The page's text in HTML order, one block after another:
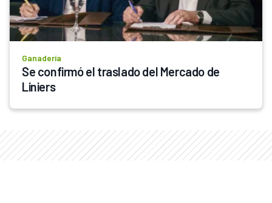
Ganadería
Se confirmó el traslado del Mercado de
Liniers